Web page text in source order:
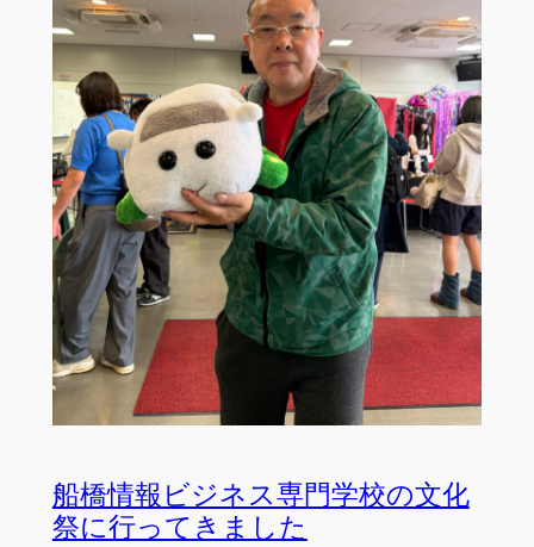
船橋情報ビジネス専門学校の文化
祭に行ってきました